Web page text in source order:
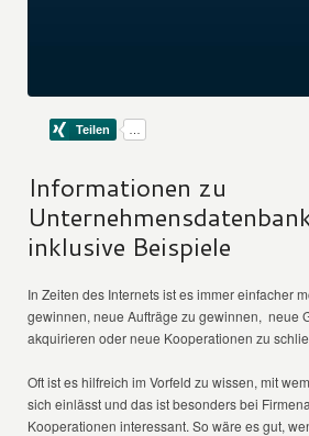
Informationen zu
inklusive Beispiele
In Zeiten des Internets ist es immer einfacher
gewinnen, neue Aufträge zu gewinnen, neue
akquirieren oder neue Kooperationen zu
Oft ist es hilfreich im Vorfeld zu wissen, mit
sich einlässt und das ist besonders bei
Kooperationen interessant. So wäre es gut,